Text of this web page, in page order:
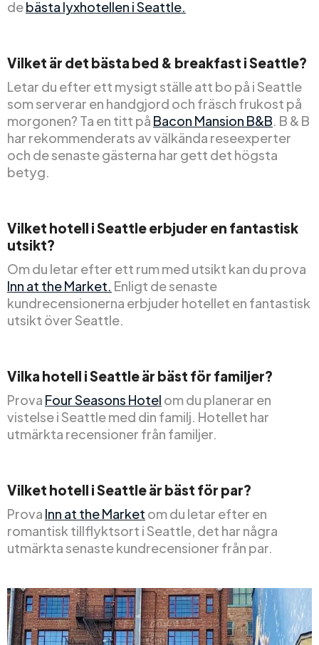
debästa lyxhotellen i Seattle.
Vilket är det bästa bed & breakfast i Seattle?
Letar du efter ett mysigt ställe att bo på i Seattle
som serverar en handgjord och fräsch frukost på
morgonen? Ta en titt på Bacon Mansion B&B. B & B
har rekommenderats av välkända reseexperter
och de senaste gästerna har gett det högsta
betyg.
Vilket hotell i Seattle erbjuder en fantastisk
utsikt?
Om du letar efter ett rum med utsikt kan du prova
Inn at the Market. Enligt de senaste
kundrecensionerna erbjuder hotellet en fantastisk
utsikt över Seattle.
Vilka hotell i Seattle är bäst för familjer?
Prova Four Seasons Hotel om du planerar en
vistelse i Seattle med din familj. Hotellet har
utmärkta recensioner från familjer.
Vilket hotell i Seattle är bäst för par?
Prova Inn at the Market om du letar efter en
romantisk tillflyktsort i Seattle, det har några
utmärkta senaste kundrecensioner från par.